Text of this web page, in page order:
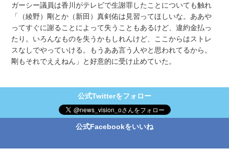
ガーシー議員は香川がテレビで生謝罪したことについても触れ
「（綾野）剛とか（新田）真剣佑は見習ってほしいな。ああや
ってすぐに謝ることによって失うこともあるけど、違約金払っ
たり。いろんなものを失うかもしれんけど、ここからはストレ
スなしでやっていける。もうああ言う人やと思われてるから。
剛もそれでええねん」と好意的に受け止めていた。
公式Twitterをフォロー
公式Facebookをいいね